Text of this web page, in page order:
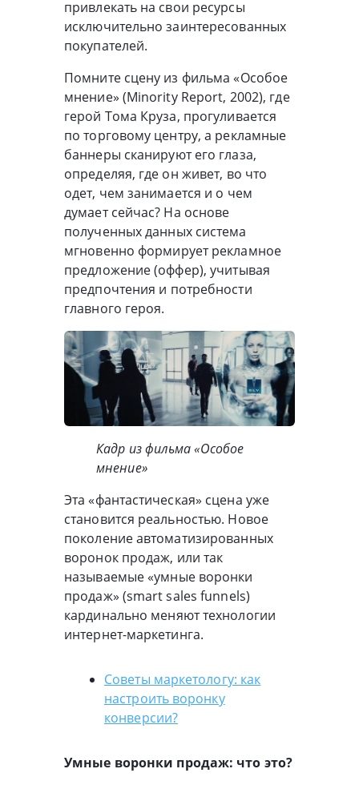
привлекать на свои ресурсы
исключительно заинтересованных
покупателей.
Помните сцену из фильма «Особое
мнение» (Minority Report, 2002), где
герой Тома Круза, прогуливается
по торговому центру, а рекламные
баннеры сканируют его глаза,
определяя, где он живет, во что
одет, чем занимается и о чем
думает сейчас? На основе
полученных данных система
мгновенно формирует рекламное
предложение (оффер), учитывая
предпочтения и потребности
главного героя.
Кадр из фильма «Особое
мнение»
Эта «фантастическая» сцена уже
становится реальностью. Новое
поколение автоматизированных
воронок продаж, или так
называемые «умные воронки
продаж» (smart sales funnels)
кардинально меняют технологии
интернет-маркетинга.
Советы маркетологу: как
настроить воронку
конверсии?
Умные воронки продаж: что это?